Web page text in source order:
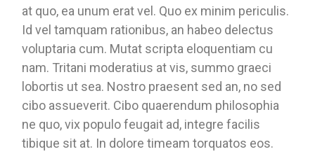
at quo, ea unum erat vel. Quo ex minim periculis.
Id vel tamquam rationibus, an habeo delectus
voluptaria cum. Mutat scripta eloquentiam cu
nam. Tritani moderatius at vis, summo graeci
lobortis ut sea. Nostro praesent sed an, no sed
cibo assueverit. Cibo quaerendum philosophia
ne quo, vix populo feugait ad, integre facilis
tibique sit at. In dolore timeam torquatos eos.